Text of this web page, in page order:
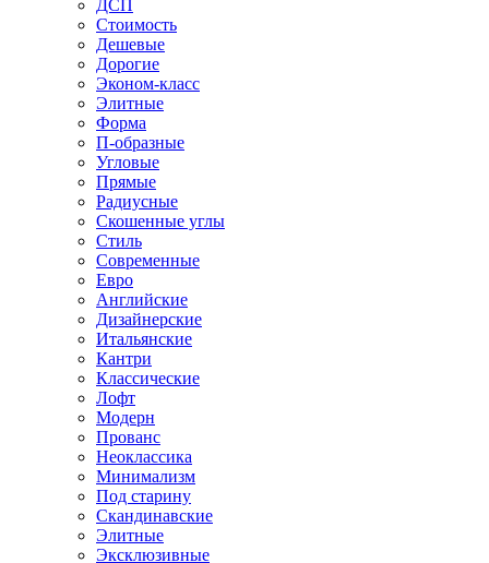
ДСП
Стоимость
Дешевые
Дорогие
Эконом-класс
Элитные
Форма
П-образные
Угловые
Прямые
Радиусные
Скошенные углы
Стиль
Современные
Евро
Английские
Дизайнерские
Итальянские
Кантри
Классические
Лофт
Модерн
Прованс
Неоклассика
Минимализм
Под старину
Скандинавские
Элитные
Эксклюзивные